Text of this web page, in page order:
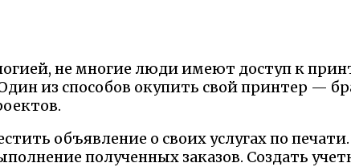
не многие люди имеют доступ к
из способов окупить свой принтер —
объявление о своих услугах по
полученных заказов. Создать